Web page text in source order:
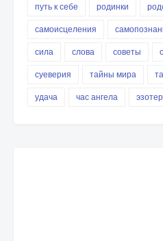
путь к себе
родинки
самоисцеления
сила
слова советы
суеверия
тайны мира
удача
час ангела